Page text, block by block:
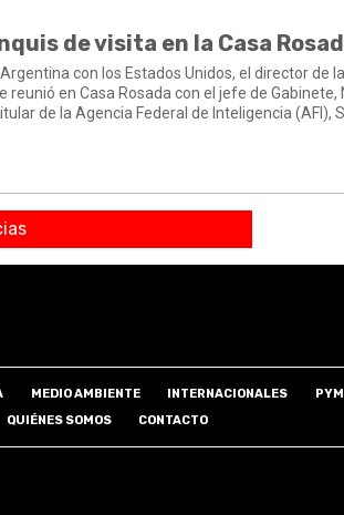
de visita en la Casa
con los Estados Unidos, el director de
en Casa Rosada con el jefe de Gabinete,
de la Agencia Federal de Inteligencia (AFI),
MEDIO AMBIENTE INTERNACIONALES
QUIÉNES SOMOS
CONTACTO